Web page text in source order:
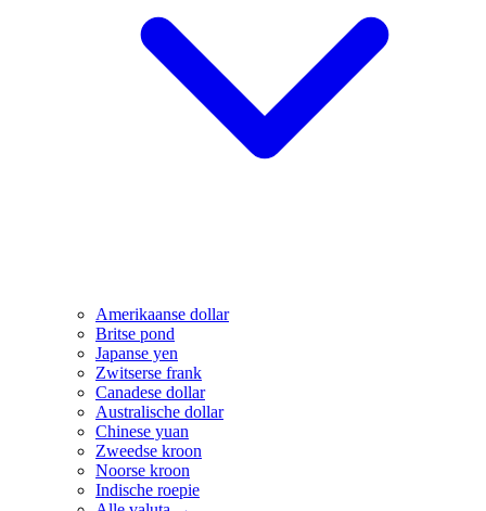
Amerikaanse dollar
Britse pond
Japanse yen
Zwitserse frank
Canadese dollar
Australische dollar
Chinese yuan
Zweedse kroon
Noorse kroon
Indische roepie